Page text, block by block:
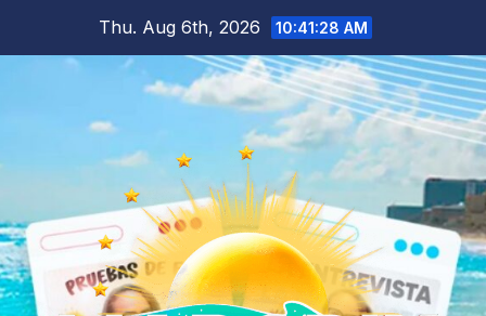
Thu. Aug 6th, 2026 10:41:29 AM